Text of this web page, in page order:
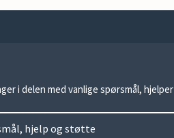
i delen med vanlige spørsmål, hjelper
hjelp og støtte